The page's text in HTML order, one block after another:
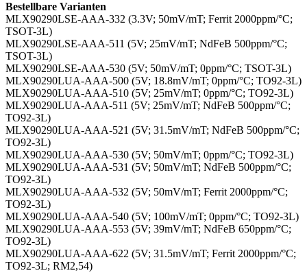
Bestellbare Varianten
MLX90290LSE-AAA-332 (3.3V; 50mV/mT; Ferrit 2000ppm/°C;
TSOT-3L)
MLX90290LSE-AAA-511 (5V; 25mV/mT; NdFeB 500ppm/°C;
TSOT-3L)
MLX90290LSE-AAA-530 (5V; 50mV/mT; 0ppm/°C; TSOT-3L)
MLX90290LUA-AAA-500 (5V; 18.8mV/mT; 0ppm/°C; TO92-3L)
MLX90290LUA-AAA-510 (5V; 25mV/mT; 0ppm/°C; TO92-3L)
MLX90290LUA-AAA-511 (5V; 25mV/mT; NdFeB 500ppm/°C;
TO92-3L)
MLX90290LUA-AAA-521 (5V; 31.5mV/mT; NdFeB 500ppm/°C;
TO92-3L)
MLX90290LUA-AAA-530 (5V; 50mV/mT; 0ppm/°C; TO92-3L)
MLX90290LUA-AAA-531 (5V; 50mV/mT; NdFeB 500ppm/°C;
TO92-3L)
MLX90290LUA-AAA-532 (5V; 50mV/mT; Ferrit 2000ppm/°C;
TO92-3L)
MLX90290LUA-AAA-540 (5V; 100mV/mT; 0ppm/°C; TO92-3L)
MLX90290LUA-AAA-553 (5V; 39mV/mT; NdFeB 650ppm/°C;
TO92-3L)
MLX90290LUA-AAA-622 (5V; 31.5mV/mT; Ferrit 2000ppm/°C;
TO92-3L; RM2,54)